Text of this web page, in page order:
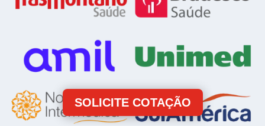
SOLICITE COTAÇÃO